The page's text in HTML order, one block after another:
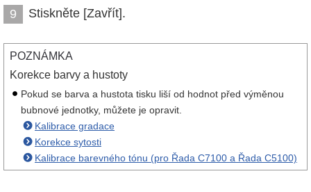
9 Stiskněte [Zavřít].
POZNÁMKA
Korekce barvy a hustoty
Pokud se barva a hustota tisku liší od hodnot před výměnou
bubnové jednotky, můžete je opravit.
Kalibrace gradace
Korekce sytosti
Kalibrace barevného tónu (pro Řada C7100 a Řada C5100)